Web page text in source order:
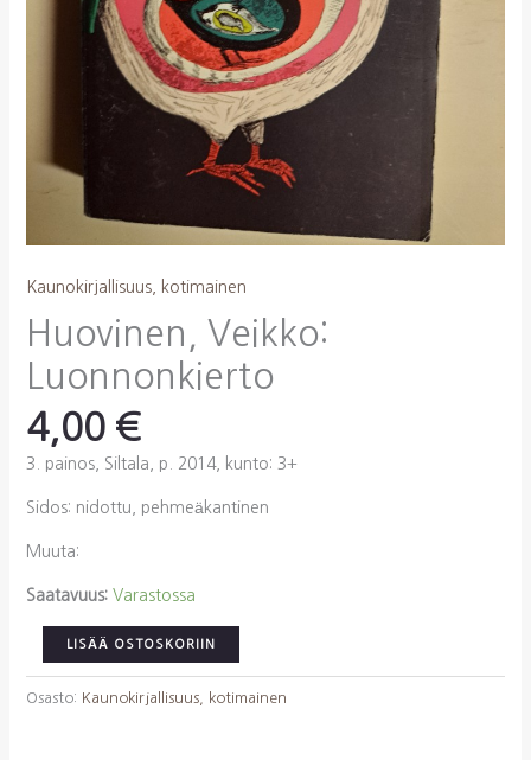
Kaunokirjallisuus, kotimainen
Huovinen, Veikko:
Luonnonkierto
4,00 €
3. painos, Siltala, p. 2014, kunto: 3+
Sidos: nidottu, pehmeäkantinen
Muuta:
Saatavuus: Varastossa
Huovinen,
Veikko:
Luonnonkierto
LISÄÄ OSTOSKORIIN
Osasto: Kaunokirjallisuus, kotimainen